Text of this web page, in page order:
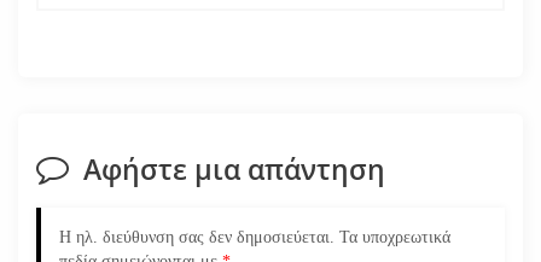
η
ά
Αφήστε μια απάντηση
Η ηλ. διεύθυνση σας δεν δημοσιεύεται. Τα υποχρεωτικά